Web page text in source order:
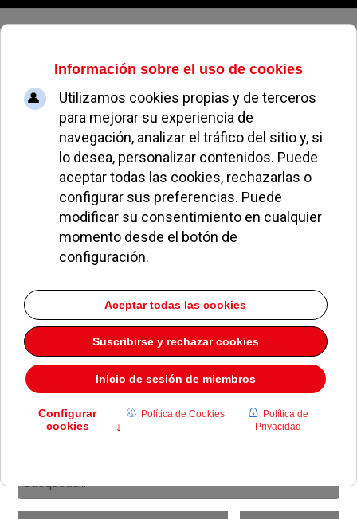
Domingo, 09 de agosto de 2026
Archivo Mensual
volver a archivo mensual
2022
Welcome to our Archives page. On this page you will find totaly
our articles broken down into Months and Years.